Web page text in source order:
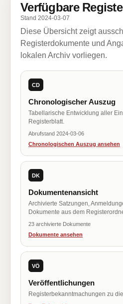
Verfügbare
Stand 2024-03-07
Diese Übersicht zeigt
Registerdokumente und
lokalen Archiv vorliegen.
CD
Chronologischer Auszug
Tabellarische Entwicklung aller
Registerblatt.
Abrufstand 2024-03-06
Chronologischen Auszug ansehen
DK
Dokumentenansicht
Archivierte Satzungen,
Dokumente aus dem
23 archivierte Dokumente
Dokumente ansehen
VÖ
Veröffentlichungen
Registerbekanntmachungen zu